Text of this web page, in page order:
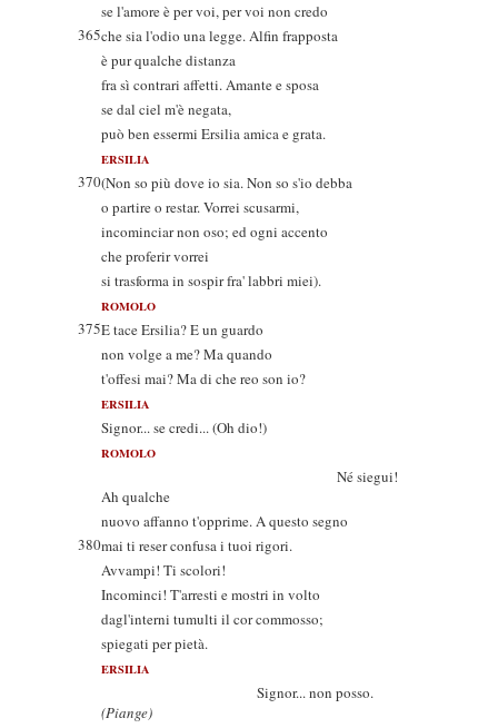
se l'amore è per voi, per voi non credo
365che sia l'odio una legge. Alfin frapposta
è pur qualche distanza
fra sì contrari affetti. Amante e sposa
se dal ciel m'è negata,
può ben essermi Ersilia amica e grata.
ERSILIA
370(Non so più dove io sia. Non so s'io debba
o partire o restar. Vorrei scusarmi,
incominciar non oso; ed ogni accento
che proferir vorrei
si trasforma in sospir fra' labbri miei).
ROMOLO
375E tace Ersilia? E un guardo
non volge a me? Ma quando
t'offesi mai? Ma di che reo son io?
ERSILIA
Signor... se credi... (Oh dio!)
ROMOLO
Né siegui!
Ah qualche
nuovo affanno t'opprime. A questo segno
380mai ti reser confusa i tuoi rigori.
Avvampi! Ti scolori!
Incominci! T'arresti e mostri in volto
dagl'interni tumulti il cor commosso;
spiegati per pietà.
ERSILIA
Signor... non posso.
(Piange)